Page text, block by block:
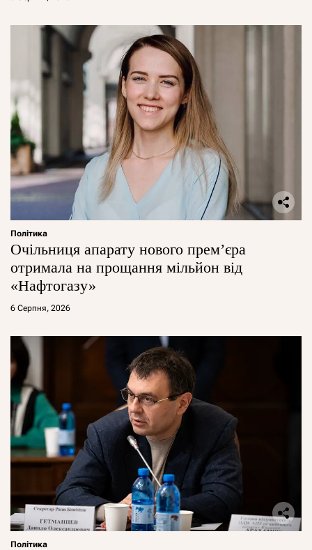
Політика
Очільниця апарату нового прем’єра
отримала на прощання мільйон від
«Нафтогазу»
6 Серпня, 2026
Політика